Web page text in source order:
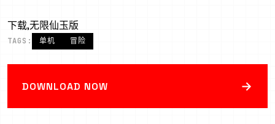
下载,无限仙玉版
TAGS: 单机 冒险
DOWNLOAD NOW →